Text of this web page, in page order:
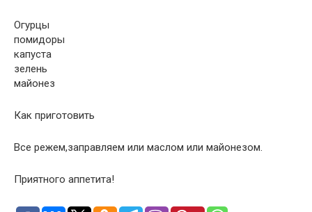
Огурцы
помидоры
капуста
зелень
майонез
Как приготовить
Все режем,заправляем или маслом или майонезом.
Приятного аппетита!